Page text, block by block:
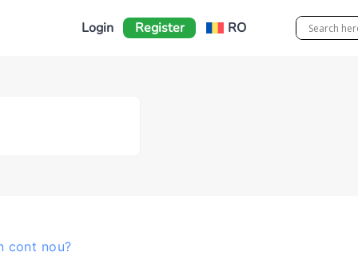
Login Register RO
cont nou?